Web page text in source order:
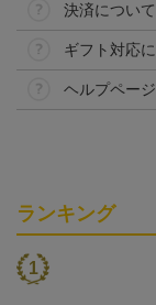
決済について
ギフト対応
ヘルプページ
ランキング